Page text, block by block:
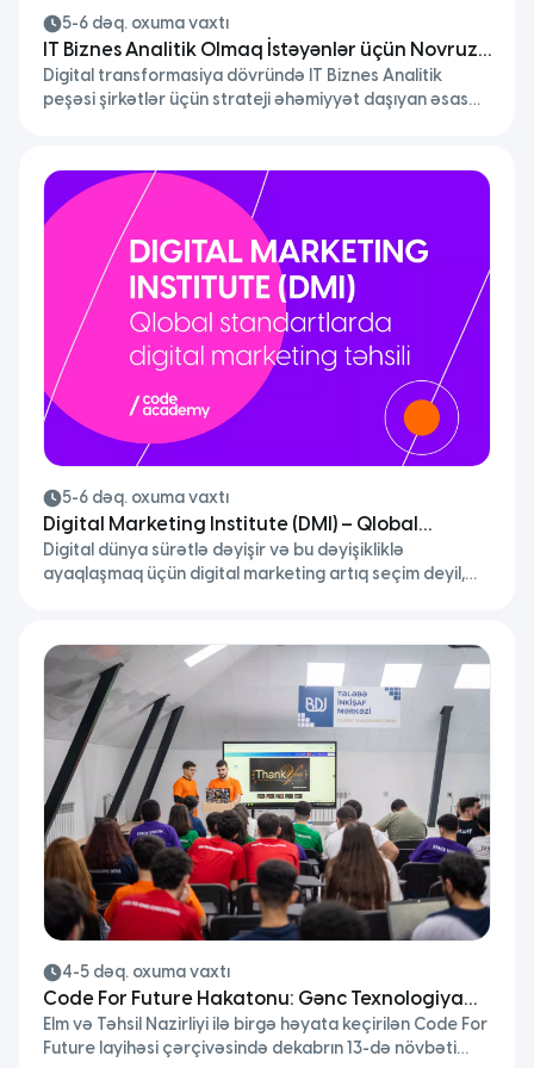
5-6 dəq. oxuma vaxtı
IT Biznes Analitik Olmaq İstəyənlər üçün Novruz
müəllimdən 5 Vacib Tövsiyə
Digital transformasiya dövründə IT Biznes Analitik
peşəsi şirkətlər üçün strateji əhəmiyyət daşıyan əsas
toplamaqla kifayətlənmir, həm də düzgün analiz,
strukturlaşdırılmış yanaşma və obyektiv qərarvermə
mühitinin formalaşmasına da töhfə verirlər.
5-6 dəq. oxuma vaxtı
Digital Marketing Institute (DMI) – Qlobal
standartlarda Digital Marketing təhsili
Digital dünya sürətlə dəyişir və bu dəyişikliklə
ayaqlaşmaq üçün digital marketing artıq seçim deyil,
baxımından böyük üstünlük yaradır. Məhz bu ehtiyacı
nəzərə alaraq Code Academy, dünyanın ən nüfuzlu
qurumlarından biri olan Digital Marketing Institute (DMI)
ilə əməkdaşlıq edir. Bu əməkdaşlıq sayəsində […]
4-5 dəq. oxuma vaxtı
Code For Future Hakatonu: Gənc Texnologiya
İstedadları Real Layihələrlə Yarışdı
Elm və Təhsil Nazirliyi ilə birgə həyata keçirilən Code For
Future layihəsi çərçivəsində dekabrın 13-də növbəti